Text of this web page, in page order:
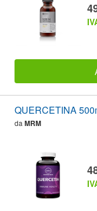
QUERCETINA
da MRM